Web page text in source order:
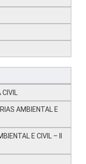
CIVIL
AMBIENTAL E
E CIVIL – II